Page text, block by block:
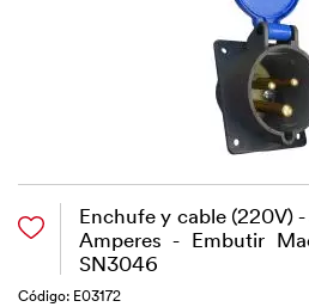
Enchufe y cable (220V)
Amperes - Embutir
SN3046
Código: E03172